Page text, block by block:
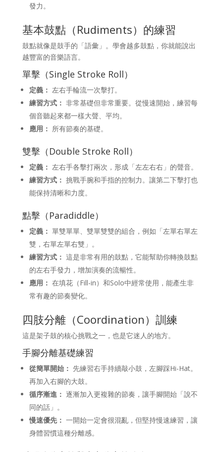
發力。
基本鼓點（Rudiments）的練習
鼓點就像是鼓手的「語彙」。學會越多鼓點，你就能說出
越豐富的音樂語言。
單擊（Single Stroke Roll）
定義： 左右手輪流一次擊打。
練習方式： 非常基礎但非常重要。從慢速開始，練習每
個音聽起來都一樣大聲、平均。
應用： 所有節奏的基礎。
雙擊（Double Stroke Roll）
定義： 左右手各擊打兩次，形成「左左右右」的聲音。
練習方式： 挑戰手腕和手指的控制力。讓第二下擊打也
能保持清晰和力度。
點擊（Paradiddle）
定義： 單雙單單、雙單雙雙的組合，例如「左單右單左
雙，右單左單右雙」。
練習方式： 這是非常有用的鼓點，它能幫助你轉換鼓點
的左右手發力，增加演奏的流暢性。
應用： 在填花（Fill-in）和Solo中經常使用，能產生非
常有趣的節奏變化。
四肢分離（Coordination）訓練
這是架子鼓的核心挑戰之一，也是它迷人的地方。
手腳分離基礎練習
從簡單開始： 先練習右手持續敲小鼓，左腳踩Hi-Hat。
再加入右腳的大鼓。
循序漸進： 逐漸加入更複雜的節奏，讓手腳開始「說不
同的話」。
慢速優先： 一開始一定會很混亂，但堅持慢速練習，讓
身體習慣這種分離感。